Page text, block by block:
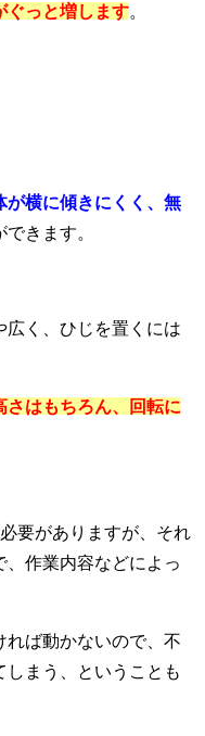
ぐっと増します
が横に傾きにくく、無
できます。
広く、ひじを置くには
さはもちろん、回転に
要がありますが、それ
作業内容などによっ
れば動かないので、不
まう、ということも